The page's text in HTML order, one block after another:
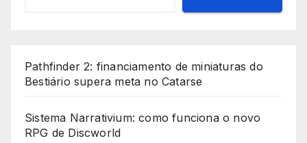
Pathfinder 2: financiamento de miniaturas do
Bestiário supera meta no Catarse
Sistema Narrativium: como funciona o novo
RPG de Discworld